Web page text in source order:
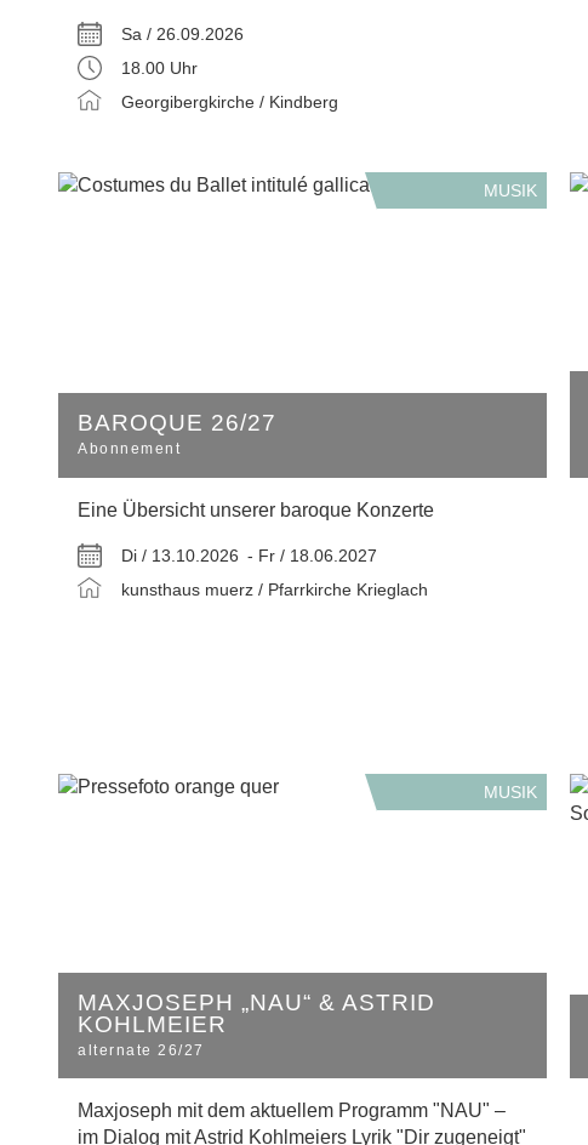
Sa / 26.09.2026
18.00 Uhr
Georgibergkirche / Kindberg
MUSIK
BAROQUE 26/27
Abonnement
Eine Übersicht unserer baroque Konzerte
Di / 13.10.2026 - Fr / 18.06.2027
kunsthaus muerz / Pfarrkirche Krieglach
MUSIK
MAXJOSEPH „NAU“ & ASTRID
KOHLMEIER
alternate 26/27
Maxjoseph mit dem aktuellem Programm "NAU" –
im Dialog mit Astrid Kohlmeiers Lyrik "Dir zugeneigt"